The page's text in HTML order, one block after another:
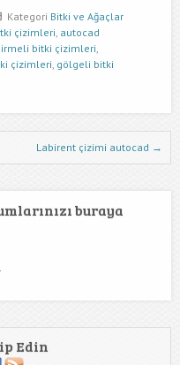
Kategori Bitki ve Ağaçlar
çizimleri, autocad
bitki çizimleri,
çizimleri, gölgeli bitki
Labirent çizimi autocad →
buraya
.
Edin